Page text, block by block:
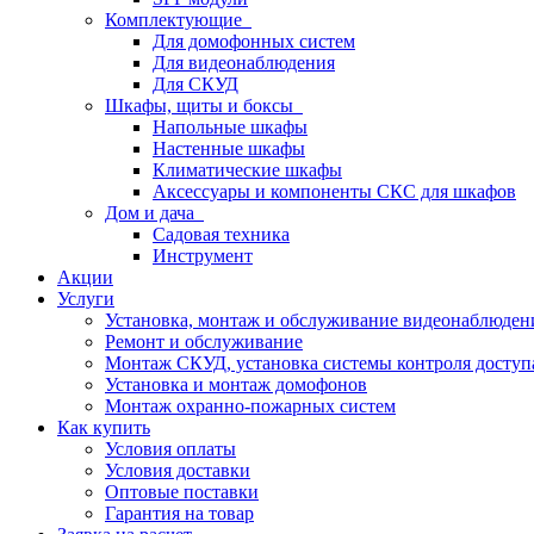
Комплектующие
Для домофонных систем
Для видеонаблюдения
Для СКУД
Шкафы, щиты и боксы
Напольные шкафы
Настенные шкафы
Климатические шкафы
Аксессуары и компоненты СКС для шкафов
Дом и дача
Садовая техника
Инструмент
Акции
Услуги
Установка, монтаж и обслуживание
Ремонт и обслуживание
Монтаж СКУД, установка системы контроля
Установка и монтаж домофонов
Монтаж охранно-пожарных систем
Как купить
Условия оплаты
Условия доставки
Оптовые поставки
Гарантия на товар